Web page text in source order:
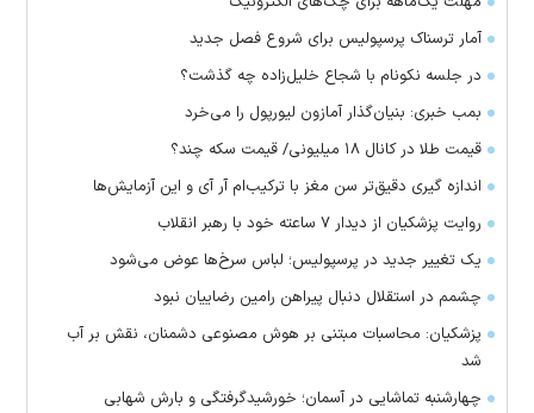
آمار ترسناک پرسپولیس برای شروع فصل جدید
در جلسه نکونام با شجاع خلیل‌زاده چه گذشت؟
بمب خبری: بنیان‌گذار آمازون لیورپول را می‌خرد
قیمت طلا در کانال ۱۸ میلیونی/ قیمت سکه چند؟
اندازه گیری دقیق‌تر سن مغز با ترکیب‌ام آر آی و این آزمایش‌ها
روایت پزشکیان از دیدار ۷ ساعته خود با رهبر انقلاب
یک تغییر جدید در پرسپولیس؛ لباس سرخ‌ها عوض می‌شود
چشمم در استقلال دنبال پیراهن رامین رضاییان نبود
پزشکیان: محاسبات مبتنی بر هوش مصنوعی دشمنان، نقش بر آب
شد
چهارشنبه تماشایی در آسمان؛ خورشیدگرفتگی و بارش شهابی